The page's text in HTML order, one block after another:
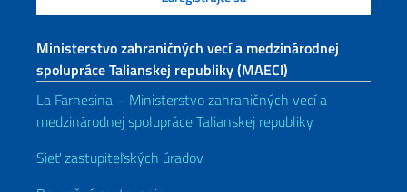
Ministerstvo zahraničných vecí a medzinárodnej
spolupráce Talianskej republiky (MAECI)
La Farnesina – Ministerstvo zahraničných vecí a
medzinárodnej spolupráce Talianskej republiky
Sieť zastupiteľských úradov